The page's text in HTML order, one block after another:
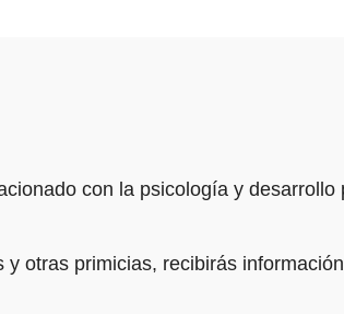
con la psicología y desarrollo
otras primicias, recibirás